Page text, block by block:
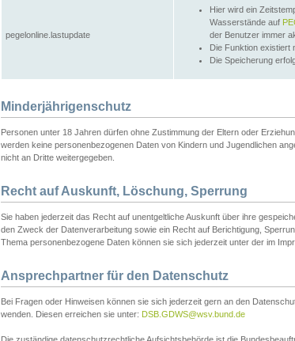
pegelonline.lastupdate
Hier wird ein
Wasserstände auf
der Benutzer immer
Die Funktion existiert
Die Speicherung
Minderjährigenschutz
Personen unter 18 Jahren dürfen ohne Zustimmung der Eltern oder
werden keine personenbezogenen Daten von Kindern und Jugendlichen
nicht an Dritte weitergegeben.
Recht auf Auskunft, Löschung, Sperrung
Sie haben jederzeit das Recht auf unentgeltliche Auskunft über ihre
den Zweck der Datenverarbeitung sowie ein Recht auf Berichtigung,
Thema personenbezogene Daten können sie sich jederzeit unter der im
Ansprechpartner für den Datenschutz
Bei Fragen oder Hinweisen können sie sich jederzeit gern an den
wenden. Diesen erreichen sie unter: DSB.GDWS@wsv.bund.de